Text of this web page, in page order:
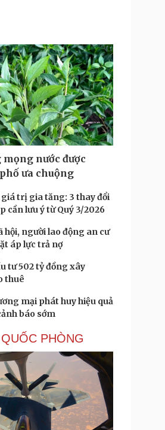
nước được
ưa chuộng
trị gia tăng: 3 thay đổi
cần lưu ý từ Quý 3/2026
hội, người lao động an cư
áp lực trả nợ
tư 502 tỷ đồng xây
thuê
mại phát huy hiệu quả
báo sớm
PHÒNG